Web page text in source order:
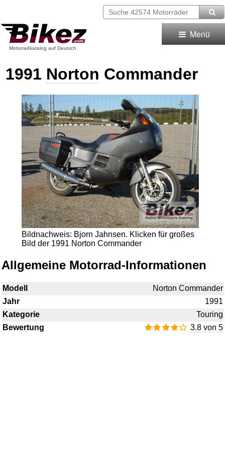
Motorradkatalog auf Deutsch
Menü
1991 Norton Commander
Bildnachweis: Bjorn Jahnsen. Klicken für großes
Bild der 1991 Norton Commander
Allgemeine Motorrad-Informationen
Modell
Norton Commander
Jahr
1991
Kategorie
Touring
Bewertung
3.8 von 5